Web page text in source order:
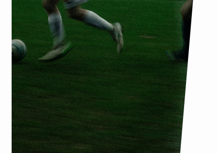
Lees meer:
E
e
n
d
r
a
c
h
t